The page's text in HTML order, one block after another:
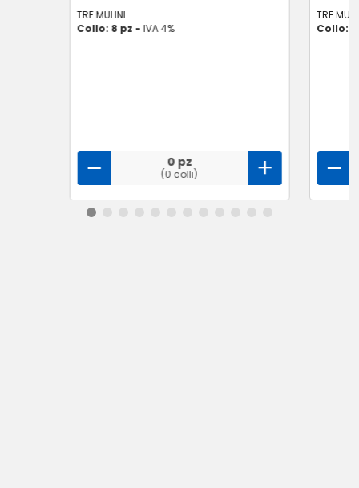
TRE MULINI
Collo: 8 pz - IVA 4%
0 pz
(0 colli)
TRE
Collo: